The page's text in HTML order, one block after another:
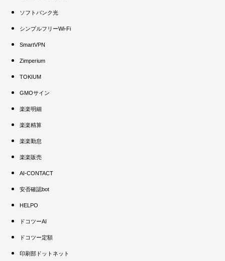
ソフトバンク光
シンプルフリーWi-Fi
SmartVPN
Zimperium
TOKIUM
GMOサイン
楽楽明細
楽楽精算
楽楽勤怠
楽楽販売
AI-CONTACT
安否確認bot
HELPO
ドコツーAI
ドコツー定額
印刷部ドットネット